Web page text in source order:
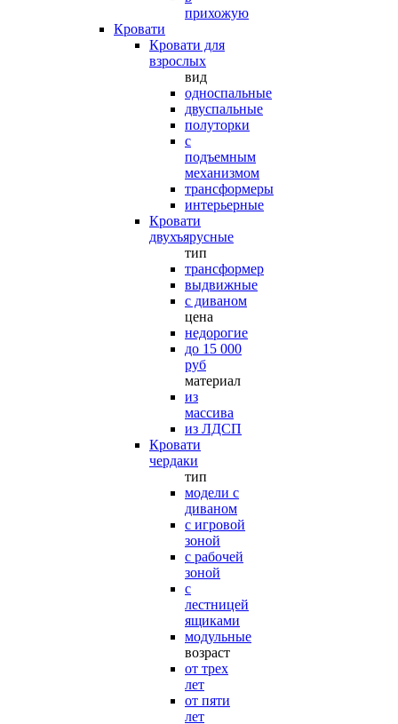
прихожую
Кровати
Кровати для
взрослых
вид
односпальные
двуспальные
полуторки
с
подъемным
механизмом
трансформеры
интерьерные
Кровати
двухъярусные
тип
трансформер
выдвижные
с диваном
цена
недорогие
до 15 000
руб
материал
из
массива
из ЛДСП
Кровати
чердаки
тип
модели с
диваном
с игровой
зоной
с рабочей
зоной
с
лестницей
ящиками
модульные
возраст
от трех
лет
от пяти
лет